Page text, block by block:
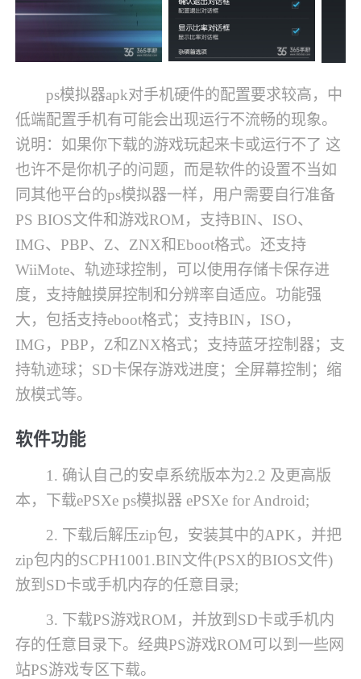
ps模拟器apk对手机硬件的配置要求较高，中
低端配置手机有可能会出现运行不流畅的现象。
说明：如果你下载的游戏玩起来卡或运行不了 这
也许不是你机子的问题，而是软件的设置不当如
同其他平台的ps模拟器一样，用户需要自行准备
PS BIOS文件和游戏ROM，支持BIN、ISO、
IMG、PBP、Z、ZNX和Eboot格式。还支持
WiiMote、轨迹球控制，可以使用存储卡保存进
度，支持触摸屏控制和分辨率自适应。功能强
大，包括支持eboot格式；支持BIN，ISO，
IMG，PBP，Z和ZNX格式；支持蓝牙控制器；支
持轨迹球；SD卡保存游戏进度；全屏幕控制；缩
放模式等。
软件功能
1. 确认自己的安卓系统版本为2.2 及更高版
本，下载ePSXe ps模拟器 ePSXe for Android;
2. 下载后解压zip包，安装其中的APK，并把
zip包内的SCPH1001.BIN文件(PSX的BIOS文件)
放到SD卡或手机内存的任意目录;
3. 下载PS游戏ROM，并放到SD卡或手机内
存的任意目录下。经典PS游戏ROM可以到一些网
站PS游戏专区下载。